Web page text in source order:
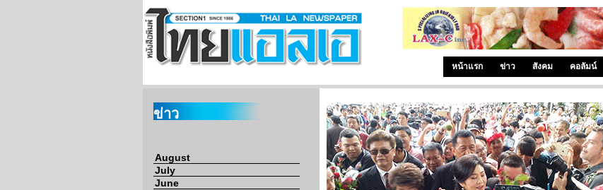
หน้าแรก ข่าว สังคม คอลัมน์
ข่าว
August
July
June